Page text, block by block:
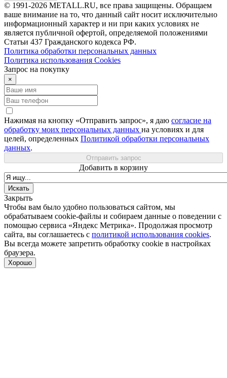
© 1991-2026 METALL.RU, все права защищены. Обращаем
ваше внимание на то, что данный сайт носит исключительно
информационный характер и ни при каких условиях не
является публичной офертой, определяемой положениями
Статьи 437 Гражданского кодекса РФ.
Политика обработки персональных данных
Политика использования Сookies
Запрос на покупку
×
Нажимая на кнопку «Отправить запрос», я даю согласие на
обработку моих персональных данных на условиях и для
целей, определенных Политикой обработки персональных
данных.
Отправить запрос
Добавить в корзину
Закрыть
Чтобы вам было удобно пользоваться сайтом, мы
обрабатываем cookie-файлы и собираем данные о поведении с
помощью сервиса «Яндекс Метрика». Продолжая просмотр
сайта, вы соглашаетесь с политикой использования cookies.
Вы всегда можете запретить обработку cookie в настройках
браузера.
Хорошо